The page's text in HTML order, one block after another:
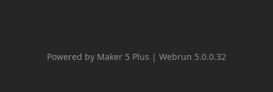
Powered by Maker 5 Plus | Webrun 5.0.0.32